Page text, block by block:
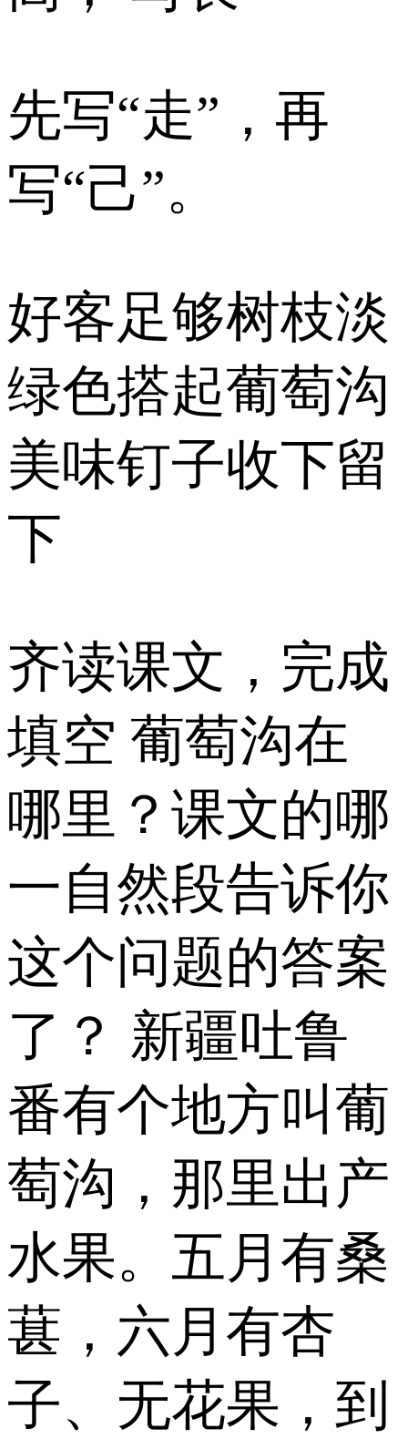
先写“走”，再
写“己”。
好客足够树枝淡
绿色搭起葡萄沟
美味钉子收下留
下
齐读课文，完成
填空 葡萄沟在
哪里？课文的哪
一自然段告诉你
这个问题的答案
了？ 新疆吐鲁
番有个地方叫葡
萄沟，那里出产
水果。五月有桑
葚，六月有杏
子、无花果，到